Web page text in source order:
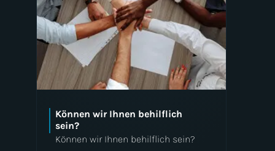
Können wir Ihnen behilflich
sein?
Können wir Ihnen behilflich sein?
Webhosting
Accessibility
Website-Sicherheit